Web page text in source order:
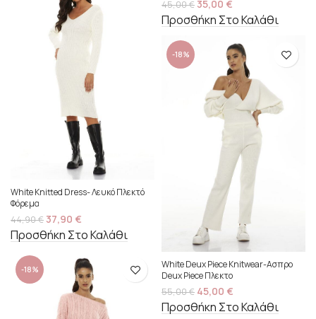
45,00€ 35,00 €
Προσθήκη Στο Καλάθι
White Knitted Dress- Λευκό Πλεκτό
Φόρεμα
44,90€ 37,90 €
Προσθήκη Στο Καλάθι
-18%
White Deux Piece Knitwear-Ασπρο
Deux Piece Πλεκτο
55,00€ 45,00 €
Προσθήκη Στο Καλάθι
-18%